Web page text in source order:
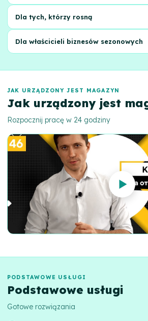
wyrobów w całym kraju.
Dla tych, którzy rosną
Twój wzrost.
Dla właścicieli biznesów sezonowych
rozwiązania dla okresów szczytowych i
JAK URZĄDZONY JEST MAGAZYN
Jak urządzony jest
Rozpocznij pracę w 24 godziny
PODSTAWOWE USŁUGI
Podstawowe usługi
Gotowe rozwiązania